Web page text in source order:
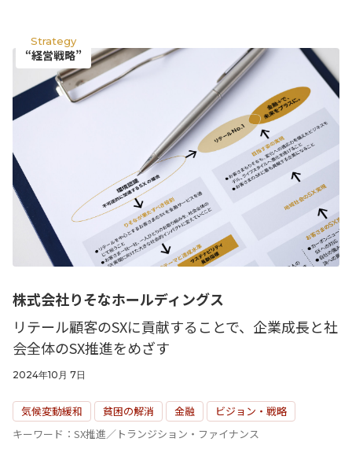
Strategy
“経営戦略”
株式会社りそなホールディングス
リテール顧客のSXに貢献することで、企業成長と社
会全体のSX推進をめざす
2024年10月 7日
気候変動緩和 貧困の解消 金融
ビジョン・戦略
キーワード：SX推進／トランジション・ファイナンス